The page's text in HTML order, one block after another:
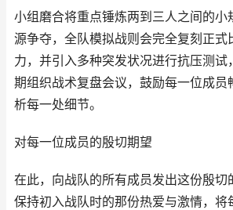
小组磨合将重点锤炼两到三人之间的小
源争夺，全队模拟战则会完全复刻正式
力，并引入多种突发状况进行抗压测试
期组织战术复盘会议，鼓励每一位成员
析每一处细节。
对每一位成员的殷切期望
在此，向战队的所有成员发出这份殷切
保持初入战队时的那份热爱与激情，将